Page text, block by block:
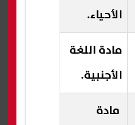
الأحياء.
مادة اللغة
الأجنبية.
مادة